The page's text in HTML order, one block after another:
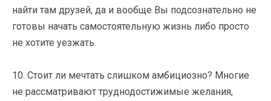
найти там друзей, да и вообще Вы подсознательно не
готовы начать самостоятельную жизнь либо просто
не хотите уезжать.
10. Стоит ли мечтать слишком амбициозно? Многие
не рассматривают труднодостижимые желания,